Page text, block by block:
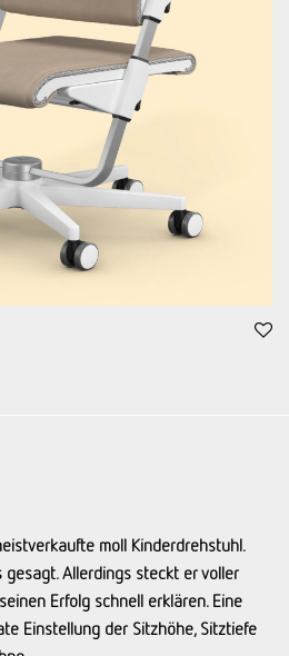
moll Kinderdrehstuhl.
Allerdings steckt er voller
Erfolg schnell erklären. Eine
Einstellung der Sitzhöhe, Sitztiefe